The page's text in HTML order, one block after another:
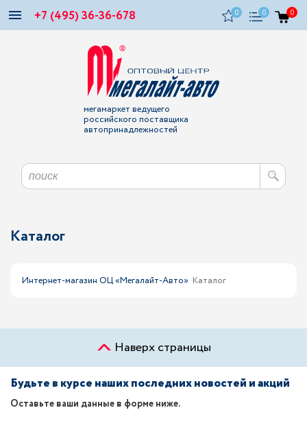
+7 (495) 36-36-678 0 0 0
мегамаркет ведущего
российского поставщика
автопринадлежностей
Каталог
Интернет-магазин ОЦ «Мегалайт-Авто» Каталог
Наверх страницы
Будьте в курсе наших последних новостей и акций
Оставьте ваши данные в форме ниже.